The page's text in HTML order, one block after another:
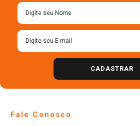
CADASTRAR
Fale Conosco